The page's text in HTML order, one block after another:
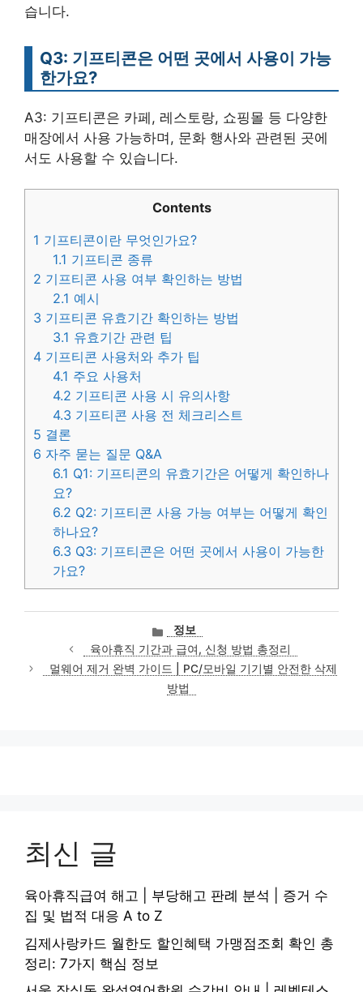
습니다.
Q3: 기프티콘은 어떤 곳에서 사용이 가능
한가요?
A3: 기프티콘은 카페, 레스토랑, 쇼핑몰 등 다양한
매장에서 사용 가능하며, 문화 행사와 관련된 곳에
서도 사용할 수 있습니다.
Contents
1 기프티콘이란 무엇인가요?
1.1 기프티콘 종류
2 기프티콘 사용 여부 확인하는 방법
2.1 예시
3 기프티콘 유효기간 확인하는 방법
3.1 유효기간 관련 팁
4 기프티콘 사용처와 추가 팁
4.1 주요 사용처
4.2 기프티콘 사용 시 유의사항
4.3 기프티콘 사용 전 체크리스트
5 결론
6 자주 묻는 질문 Q&A
6.1 Q1: 기프티콘의 유효기간은 어떻게 확인하나
요?
6.2 Q2: 기프티콘 사용 가능 여부는 어떻게 확인
하나요?
6.3 Q3: 기프티콘은 어떤 곳에서 사용이 가능한
가요?
카
테
고
리
정보
육아휴직 기간과 급여, 신청 방법 총정리
멀웨어 제거 완벽 가이드 | PC/모바일 기기별 안전한 삭제
방법
최신 글
육아휴직급여 해고 | 부당해고 판례 분석 | 증거 수
집 및 법적 대응 A to Z
김제사랑카드 월한도 할인혜택 가맹점조회 확인 총
정리: 7가지 핵심 정보